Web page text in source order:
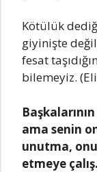
Kötülük
giyinişte
fesat
bilemeyiz.
ama senin
unutma,
etmeye